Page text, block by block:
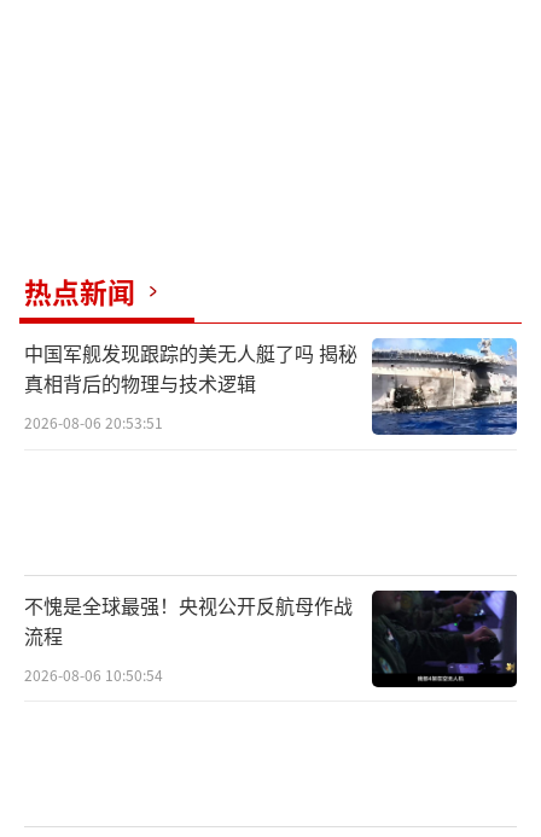
热点新闻
中国军舰发现跟踪的美无人艇了吗 揭秘
真相背后的物理与技术逻辑
2026-08-06 20:53:51
不愧是全球最强！央视公开反航母作战
流程
2026-08-06 10:50:54